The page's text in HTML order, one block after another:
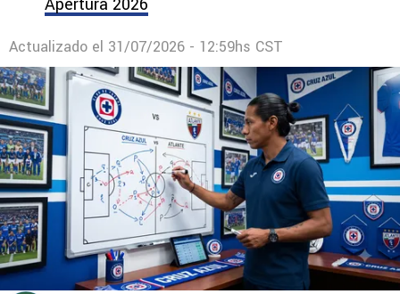
Actualizado el 31/07/2026 - 12:59hs CST